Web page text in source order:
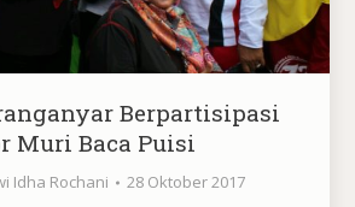
Berpartisipasi
Muri Baca Puisi
Idha Rochani 28 Oktober 2017